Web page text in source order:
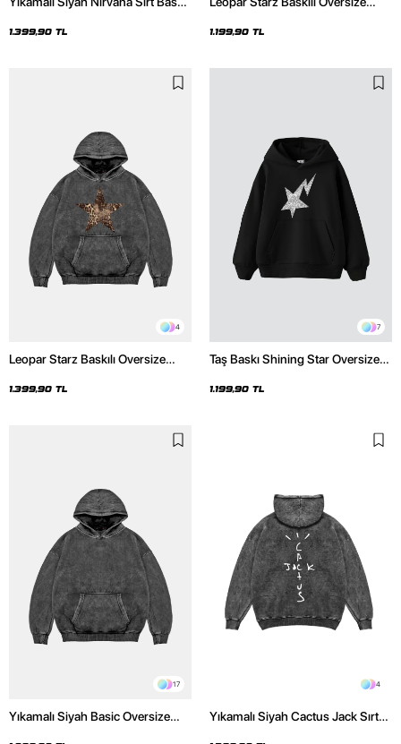
1.399,90 TL 1.199,90 TL
4
Leopar Starz Baskılı Oversize
Hoodie
1.399,90 TL
7
Taş Baskı Shining Star Oversize
1.199,90 TL
17
Yıkamalı Siyah Basic Oversize
4
Yıkamalı Siyah Cactus Jack Sırt